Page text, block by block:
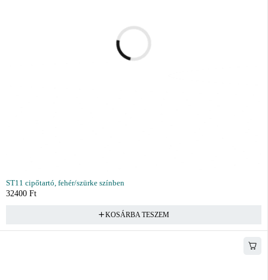
ST11 cipőtartó, fehér/szürke színben
32400 Ft
KOSÁRBA TESZEM